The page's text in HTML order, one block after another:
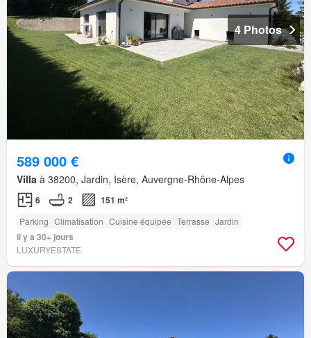
4 Photos
589 000 €
Villa à 38200, Jardin, Isère, Auvergne-Rhône-Alpes
6 2 151 m²
Parking Climatisation Cuisine équipée Terrasse Jardin
Il y a 30+ jours
LUXURYESTATE